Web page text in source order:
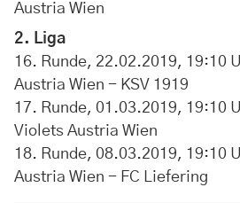
Austria Wien
2. Liga
16. Runde, 22.02.2019, 19:10
Austria Wien - KSV 1919
17. Runde, 01.03.2019, 19:10
Violets Austria Wien
18. Runde, 08.03.2019, 19:10
Austria Wien - FC Liefering